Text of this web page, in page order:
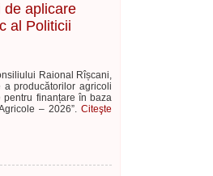
de aplicare
al Politicii
Raional Rîșcani,
producătorilor agricoli
pentru finanțare în baza
– 2026”. Citeşte